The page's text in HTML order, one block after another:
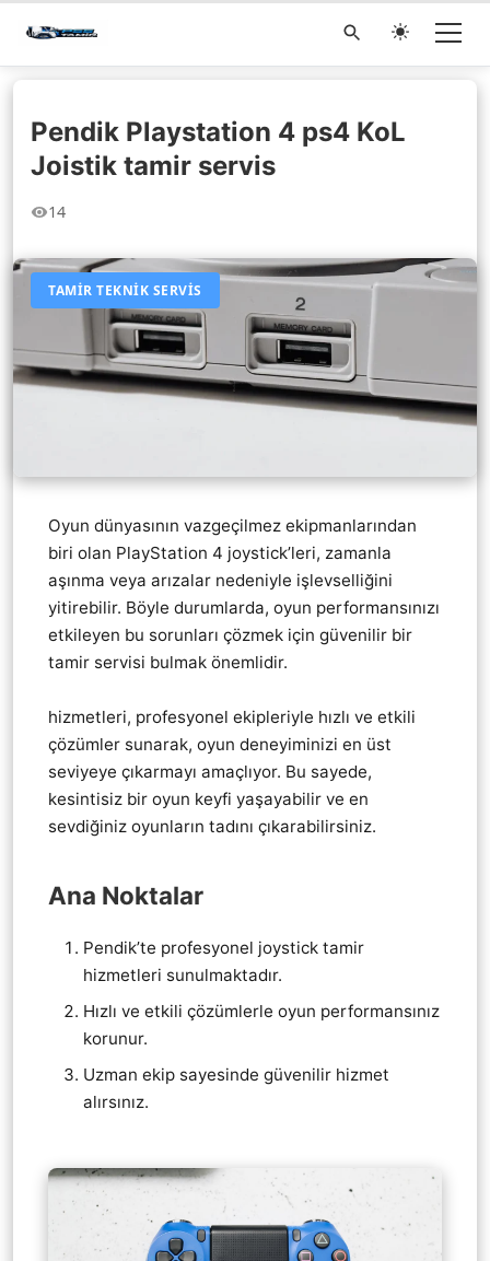
Pendik Playstation 4 ps4 KoL
Joistik tamir servis
14
TAMIR TEKNIK SERVIS
Oyun dünyasının vazgeçilmez ekipmanlarından
biri olan PlayStation 4 joystick’leri, zamanla
aşınma veya arızalar nedeniyle işlevselliğini
yitirebilir. Böyle durumlarda, oyun performansınızı
etkileyen bu sorunları çözmek için güvenilir bir
tamir servisi bulmak önemlidir.
hizmetleri, profesyonel ekipleriyle hızlı ve etkili
çözümler sunarak, oyun deneyiminizi en üst
seviyeye çıkarmayı amaçlıyor. Bu sayede,
kesintisiz bir oyun keyfi yaşayabilir ve en
sevdiğiniz oyunların tadını çıkarabilirsiniz.
Ana Noktalar
Pendik’te profesyonel joystick tamir
hizmetleri sunulmaktadır.
Hızlı ve etkili çözümlerle oyun performansınız
korunur.
Uzman ekip sayesinde güvenilir hizmet
alırsınız.